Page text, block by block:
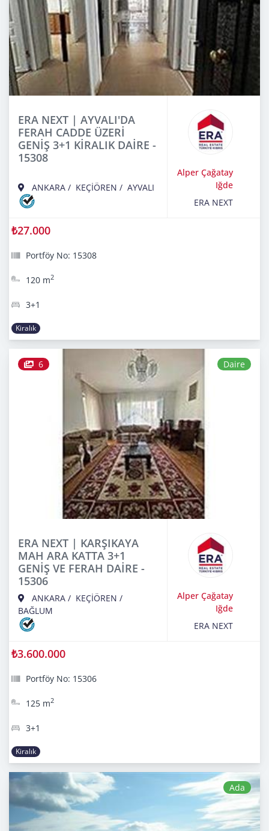
ERA NEXT | AYVALI'DA
FERAH CADDE ÜZERİ
GENİŞ 3+1 KİRALIK DAİRE -
15308
ANKARA / KEÇİÖREN / AYVALI
Alper Çağatay
Iğde
ERA NEXT
₺27.000
Portföy No: 15308
120 m2
3+1
Kiralık
6 Daire
ERA NEXT | KARŞIKAYA
MAH ARA KATTA 3+1
GENİŞ VE FERAH DAİRE -
15306
ANKARA / KEÇİÖREN /
BAĞLUM
Alper Çağatay
Iğde
ERA NEXT
₺3.600.000
Portföy No: 15306
125 m2
3+1
Kiralık
Ada